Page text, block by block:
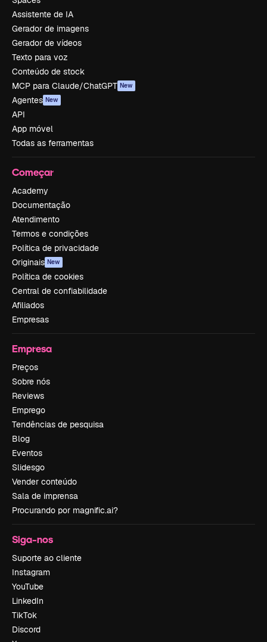
Assistente de IA
Gerador de imagens
Gerador de vídeos
Texto para voz
Conteúdo de stock
MCP para Claude/ChatGPT New
Agentes New
API
App móvel
Todas as ferramentas
Começar
Academy
Documentação
Atendimento
Termos e condições
Política de privacidade
Originais New
Política de cookies
Central de confiabilidade
Afiliados
Empresas
Empresa
Preços
Sobre nós
Reviews
Emprego
Tendências de pesquisa
Blog
Eventos
Slidesgo
Vender conteúdo
Sala de imprensa
Procurando por magnific.ai?
Siga-nos
Suporte ao cliente
Instagram
YouTube
LinkedIn
TikTok
Discord